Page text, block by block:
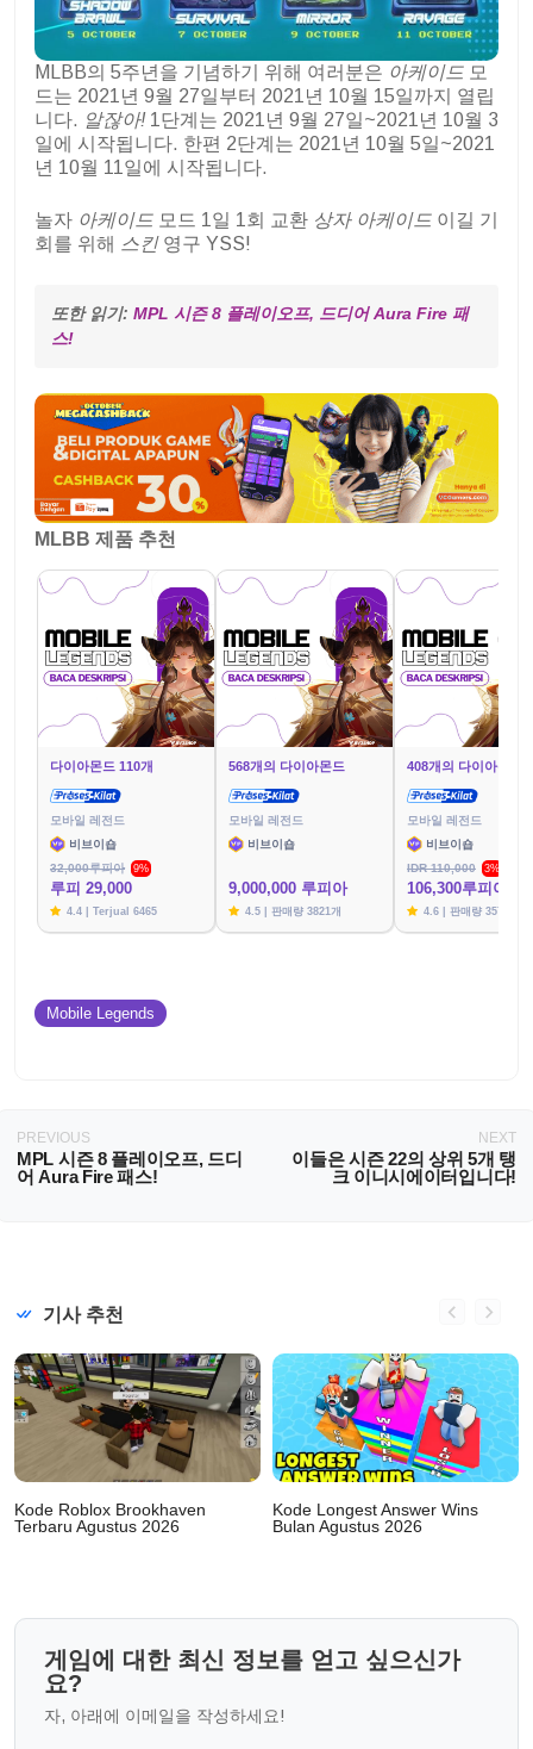
MLBB의 5주년을 기념하기 위해 여러분은 아케이드 모
드는 2021년 9월 27일부터 2021년 10월 15일까지 열립
니다. 알잖아!1단계는 2021년 9월 27일~2021년 10월 3
일에 시작됩니다. 한편 2단계는 2021년 10월 5일~2021
년 10월 11일에 시작됩니다.
놀자 아케이드 모드 1일 1회 교환 상자 아케이드 이길 기
회를 위해 스킨영구 YSS!
또한 읽기: MPL 시즌 8 플레이오프, 드디어 Aura Fire 패
스!
MLBB 제품 추천
다이아몬드 110개
모바일 레전드
비브이숍
32,000루피아
9%
루피 29,000
4.4 | Terjual 6465
568개의 다이아몬드
모바일 레전드
비브이숍
9,000,000 루피아
4.5 | 판매량 3821개
408개의 다이아몬드
모바일 레전드
비브이숍
IDR 110,000
3%
106,300루피아
4.6 | 판매량 3576개
Mobile Legends
PREVIOUS
MPL 시즌 8 플레이오프, 드디
어 Aura Fire 패스!
NEXT
이들은 시즌 22의 상위 5개 탱
크 이니시에이터입니다!
기사 추천
Kode Roblox Brookhaven
Terbaru Agustus 2026
Kode Longest Answer Wins
Bulan Agustus 2026
게임에 대한 최신 정보를 얻고 싶으신가
요?
자, 아래에 이메일을 작성하세요!